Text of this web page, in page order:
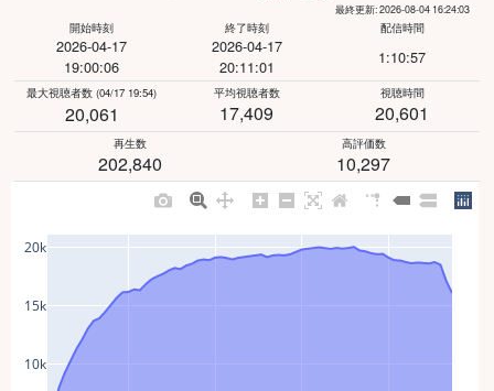
最終更新: 2026-08-04 16:24:03
開始時刻
2026-04-17
19:00:06
終了時刻
2026-04-17
20:11:01
配信時間
1:10:57
最大視聴者数 (04/17 19:54)
20,061
平均視聴者数
17,409
視聴時間
20,601
再生数
202,840
高評価数
10,297
10k
15k
20k